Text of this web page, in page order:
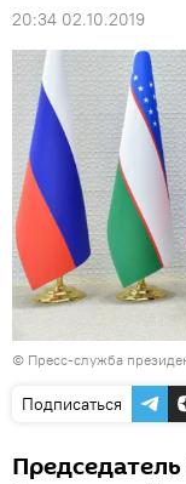
20:34 02.10.2019
© Пресс-служба
Подписаться